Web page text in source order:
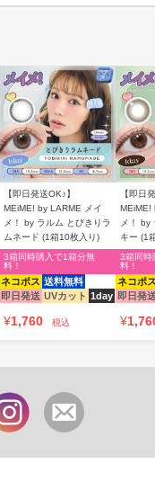
【即日発送OK♪】
MEiME! by LARME メイ
メ！ by ラルム とびきりラ
ムネード (1箱10枚入り)
ネコポス 送料無料
即日発送 UVカット 1day
3箱同時購入で1箱分無
料！
¥1,760 税込
【即日
MEiME!
メ！ by
キー (1
ネコポ
即日発
3箱同時
料！
¥